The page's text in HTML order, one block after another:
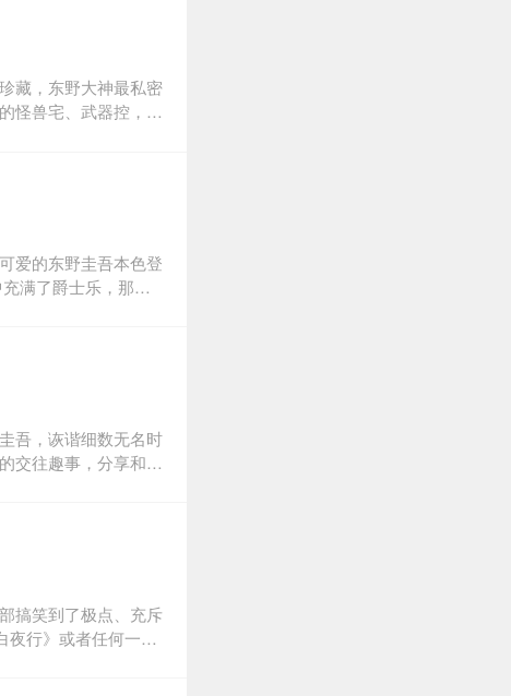
的环境下成长，养
已连续多年当选日
吾，这本书讲述了
藏，东野大神最私密
怪兽宅、武器控，热
颠覆你对神秘大作
爱的东野圭吾本色登
”的东野大叔耍出了
深滑雪迷的各种委
乎撒娇的方式，展
盾优柔以及不可思议
吾，诙谐细数无名时
交往趣事，分享和电
搞笑到了极点、充斥
夜行》或者任何一部